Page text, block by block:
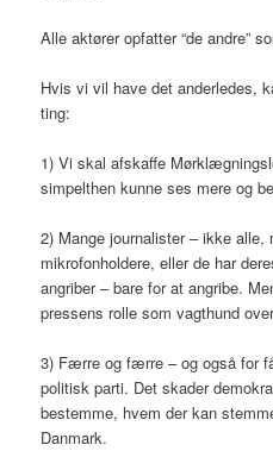
Alle aktører opfatter “de andre”
Hvis vi vil have det anderledes,
ting:
1) Vi skal afskaffe
simpelthen kunne ses mere og
2) Mange journalister – ikke alle,
mikrofonholdere, eller de har
angriber – bare for at angribe.
pressens rolle som vagthund
3) Færre og færre – og også for
politisk parti. Det skader
bestemme, hvem der kan
Danmark.